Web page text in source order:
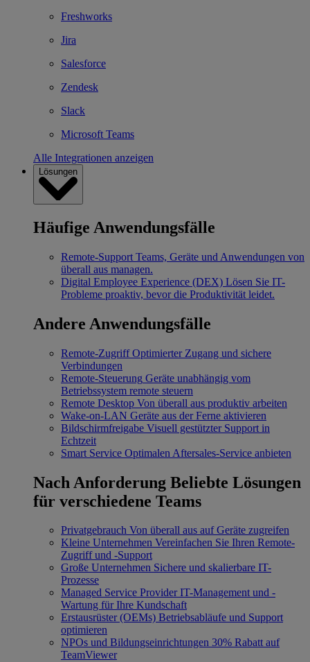
Freshworks
Jira
Salesforce
Zendesk
Slack
Microsoft Teams
Alle Integrationen anzeigen
Lösungen
Häufige Anwendungsfälle
Remote-Support Teams, Geräte und Anwendungen von
überall aus managen.
Digital Employee Experience (DEX) Lösen Sie IT-
Probleme proaktiv, bevor die Produktivität leidet.
Andere Anwendungsfälle
Remote-Zugriff Optimierter Zugang und sichere
Verbindungen
Remote-Steuerung Geräte unabhängig vom
Betriebssystem remote steuern
Remote Desktop Von überall aus produktiv arbeiten
Wake-on-LAN Geräte aus der Ferne aktivieren
Bildschirmfreigabe Visuell gestützter Support in
Echtzeit
Smart Service Optimalen Aftersales-Service anbieten
Nach Anforderung Beliebte Lösungen
für verschiedene Teams
Privatgebrauch Von überall aus auf Geräte zugreifen
Kleine Unternehmen Vereinfachen Sie Ihren Remote-
Zugriff und -Support
Große Unternehmen Sichere und skalierbare IT-
Prozesse
Managed Service Provider IT-Management und -
Wartung für Ihre Kundschaft
Erstausrüster (OEMs) Betriebsabläufe und Support
optimieren
NPOs und Bildungseinrichtungen 30% Rabatt auf
TeamViewer